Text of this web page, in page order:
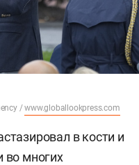
/www.globallookpress.com
в кости и
во многих